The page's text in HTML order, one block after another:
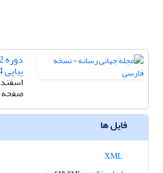
پیاپی 24
اسفند 1396
صفحه
فایل ها